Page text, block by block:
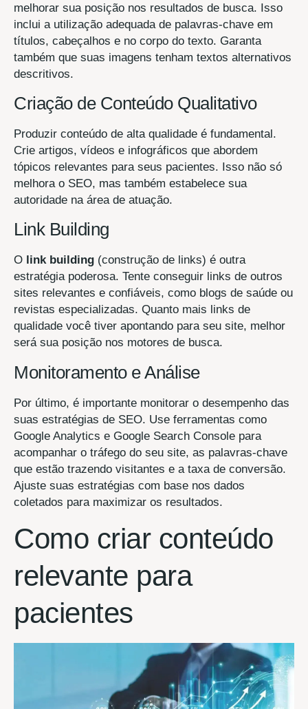
melhorar sua posição nos resultados de busca. Isso
inclui a utilização adequada de palavras-chave em
títulos, cabeçalhos e no corpo do texto. Garanta
também que suas imagens tenham textos alternativos
descritivos.
Criação de Conteúdo Qualitativo
Produzir conteúdo de alta qualidade é fundamental.
Crie artigos, vídeos e infográficos que abordem
tópicos relevantes para seus pacientes. Isso não só
melhora o SEO, mas também estabelece sua
autoridade na área de atuação.
Link Building
O link building (construção de links) é outra
estratégia poderosa. Tente conseguir links de outros
sites relevantes e confiáveis, como blogs de saúde ou
revistas especializadas. Quanto mais links de
qualidade você tiver apontando para seu site, melhor
será sua posição nos motores de busca.
Monitoramento e Análise
Por último, é importante monitorar o desempenho das
suas estratégias de SEO. Use ferramentas como
Google Analytics e Google Search Console para
acompanhar o tráfego do seu site, as palavras-chave
que estão trazendo visitantes e a taxa de conversão.
Ajuste suas estratégias com base nos dados
coletados para maximizar os resultados.
Como criar conteúdo
relevante para
pacientes